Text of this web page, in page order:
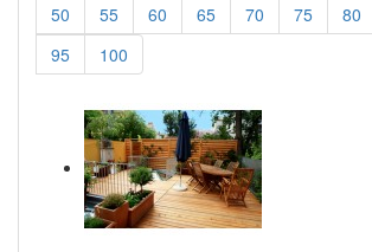
50
55 60 65 70 75 80
95
100